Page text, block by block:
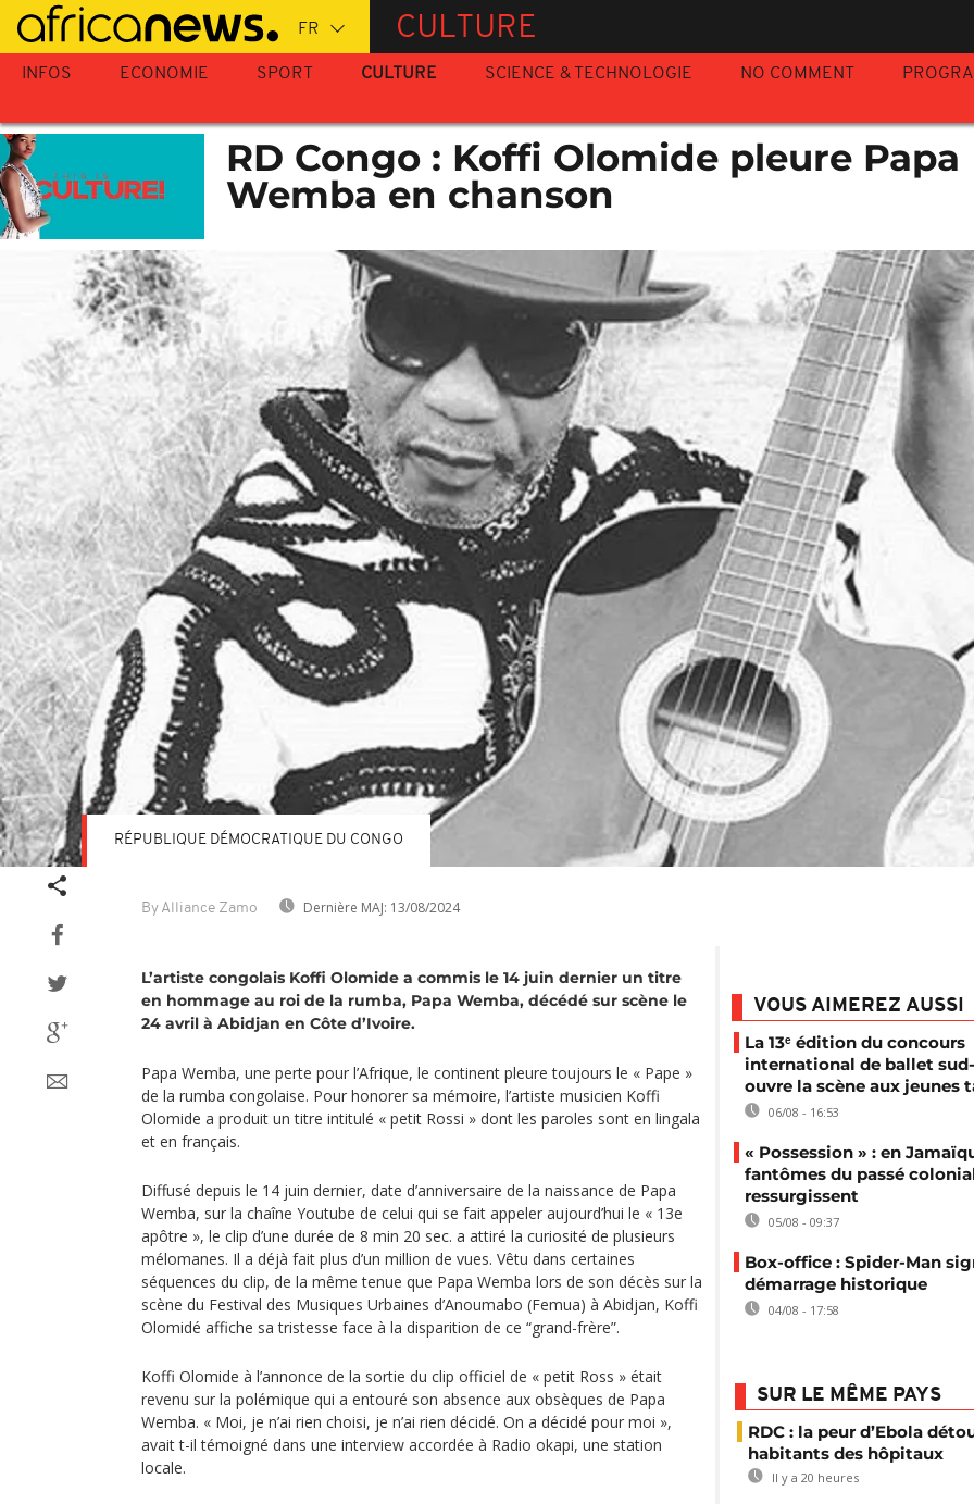
Passer
au
contenu
CULTURE
INFOS ECONOMIE SPORT CULTURE SCIENCE & TECHNOLOGIE NO COMMENT
RD Congo : Koffi Olomide pleure Papa
Wemba en chanson
By Alliance Zamo Dernière MAJ: 13/08/2024
RÉPUBLIQUE DÉMOCRATIQUE DU CONGO
L’artiste congolais Koffi Olomide a commis le 14 juin dernier un titre
en hommage au roi de la rumba, Papa Wemba, décédé sur scène le
24 avril à Abidjan en Côte d’Ivoire.
Papa Wemba, une perte pour l’Afrique, le continent pleure toujours le « Pape »
de la rumba congolaise. Pour honorer sa mémoire, l’artiste musicien Koffi
Olomide a produit un titre intitulé « petit Rossi » dont les paroles sont en lingala
et en français.
Diffusé depuis le 14 juin dernier, date d’anniversaire de la naissance de Papa
Wemba, sur la chaîne Youtube de celui qui se fait appeler aujourd’hui le « 13e
apôtre », le clip d’une durée de 8 min 20 sec. a attiré la curiosité de plusieurs
mélomanes. Il a déjà fait plus d’un million de vues. Vêtu dans certaines
séquences du clip, de la même tenue que Papa Wemba lors de son décès sur la
scène du Festival des Musiques Urbaines d’Anoumabo (Femua) à Abidjan, Koffi
Olomidé affiche sa tristesse face à la disparition de ce “grand-frère”.
Koffi Olomide à l’annonce de la sortie du clip officiel de « petit Ross » était
revenu sur la polémique qui a entouré son absence aux obsèques de Papa
Wemba. « Moi, je n’ai rien choisi, je n’ai rien décidé. On a décidé pour moi »,
avait t-il témoigné dans une interview accordée à Radio okapi, une station
locale.
VOUS AIMEREZ AUSSI
La 13ᵉ édition du concours
international de ballet
ouvre la scène aux jeunes
06/08 - 16:53
« Possession » : en
fantômes du passé
ressurgissent
05/08 - 09:37
Box-office : Spider-Man
démarrage historique
04/08 - 17:58
SUR LE MÊME PAYS
RDC : la peur d’Ebola
habitants des hôpitaux
Il y a 20 heures